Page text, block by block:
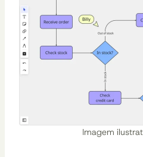
Imagem